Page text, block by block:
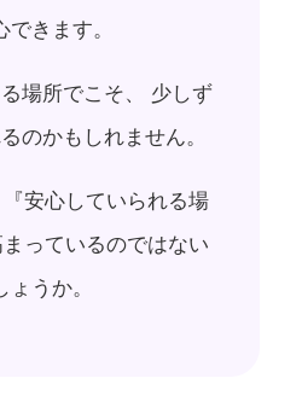
できます。
場所でこそ、 少しず
のかもしれません。
安心していられる場
っているのではない
ょうか。